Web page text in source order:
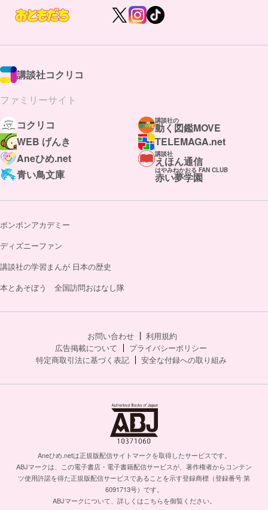
講談社コクリコ
ファミリーサイト
コクリコ
講談社の
動く図鑑MOVE
WEB げんき
TELEMAGA.net
Aneひめ.net
講談社
えほん通信
青い鳥文庫
はやみねかおる FAN CLUB
赤い夢学園
ボンボンアカデミー
ディズニーファン
講談社の学習まんが 日本の歴史
本とあそぼう 全国訪問おはなし隊
お問い合わせ
利用規約
広告掲載について
プライバシーポリシー
特定商取引法に基づく表記
安全な付録への取り組み
Aneひめ.netは正規版配信サイトマークを取得したサービスです。
ABJマークは、この電子書店・電子書籍配信サービスが、著作権者からコンテン
ツ使用許諾を得た正規版配信サービスであることを示す登録商標（登録番号 第
6091713号）です。
ABJマークについて、詳しくはこちらを御覧ください。